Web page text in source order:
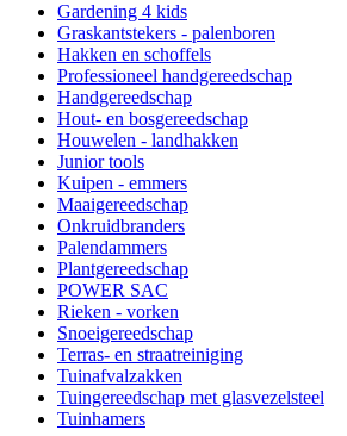
Gardening 4 kids
Graskantstekers - palenboren
Hakken en schoffels
Professioneel handgereedschap
Handgereedschap
Hout- en bosgereedschap
Houwelen - landhakken
Junior tools
Kuipen - emmers
Maaigereedschap
Onkruidbranders
Palendammers
Plantgereedschap
POWER SAC
Rieken - vorken
Snoeigereedschap
Terras- en straatreiniging
Tuinafvalzakken
Tuingereedschap met glasvezelsteel
Tuinhamers